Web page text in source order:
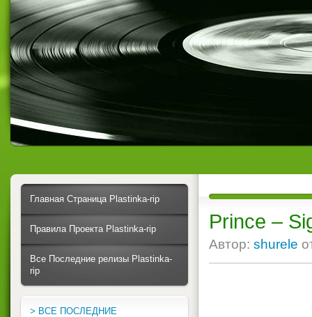
Prince ‎–
Автор: shurele
Главная Страница Plastinka-rip
Правила Проекта Plastinka-rip
Все Последние релизы Plastinka-
rip
> ВСЕ ПОСЛЕДНИЕ